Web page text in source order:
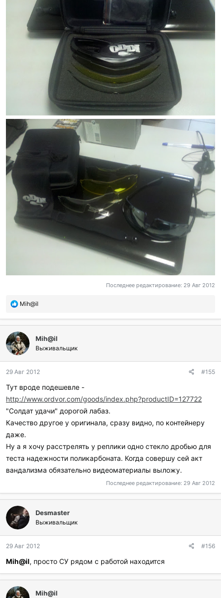
Последнее редактирование: 29 Авг 2012
П
б
л
а
г
о
а
и
л
и
Mih@il
Mih@il
Выживальщик
29 Авг 2012 #155
Тут вроде подешевле -
http://www.ordvor.com/goods/index.php?productID=127722
"Солдат удачи" дорогой лабаз.
Качество другое у оригинала, сразу видно, по контейнеру
даже.
Ну а я хочу расстрелять у реплики одно стекло дробью для
теста надежности поликарбоната. Когда совершу сей акт
вандализма обязательно видеоматериалы выложу.
Последнее редактирование: 29 Авг 2012
Desmaster
Выживальщик
29 Авг 2012 #156
Mih@il, просто СУ рядом с работой находится
Mih@il